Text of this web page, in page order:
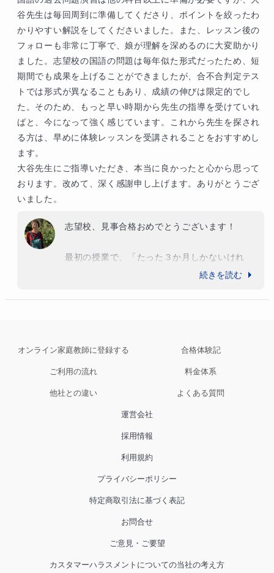
と応援しています！
最後に、忙しいお仕事をされながら、いつもし
っかりとお子様の学習面でも精神面でも細やか
で温かいフォローをしてくださったお母様のご
協力に、心から感謝申し上げます。
谷先生は毎回周到に準備してくださり、ポイントを絞ったわ
かりやすい解説をしてくださいました。また、レッスン後の
フォローも非常に丁寧で、娘が理解を深めるのに大変助かり
ました。志望校の国語の問題は毎年似た形式だったため、短
期間でも成果を上げることができましたが、合不合判定テス
トでは形式が異なることもあり、成績の伸びは限定的でし
た。そのため、もっと早い時期から先生の指導を受けていれ
ばと、今になって強く感じています。これから先生を探され
る方は、早めに体験レッスンを受講されることをおすすめし
ます。
大谷先生にご指導いただき、本当に良かったと心から思って
おります。改めて、深く感謝申し上げます。ありがとうござ
いました。
志望校、見事合格おめでとうございます！
最初の授業で、「たった３か月しかないけれ
ど、国語が入試の一番の武器になるように頑張
授業で初めてお会いした時に、公開テストの偏
ですが、結果的に大当たりでした！「国語が一
いつも真剣そのもので、授業を重ねるごとに、
点が伸び、安定してきましたね。レベルの高い
記述問題に対しても、決してあきらめず、何度
るようでした。
生活できっと大きな支えになってくれるでしょ
う。充実した楽しい中学生活になりますよう
続きを読む
オンライン家庭教師に登録する 合格体験記
ご利用の流れ 料金体系
他社との違い よくある質問
運営会社
採用情報
利用規約
プライバシーポリシー
特定商取引法に基づく表記
お問合せ
ご意見・ご要望
カスタマーハラスメントについての当社の考え方